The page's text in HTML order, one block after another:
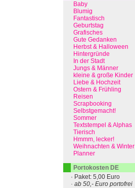
Baby
Blumig
Fantastisch
Geburtstag
Grafisches
Gute Gedanken
Herbst & Halloween
Hintergründe
In der Stadt
Jungs & Männer
kleine & große Kinder
Liebe & Hochzeit
Ostern & Frühling
Reisen
Scrapbooking
Selbstgemacht!
Sommer
Textstempel & Alphas
Tierisch
Hmmm, lecker!
Weihnachten & Winter
Planner
Portokosten DE
· Paket: 5,00 Euro
· ab 50,- Euro portofrei